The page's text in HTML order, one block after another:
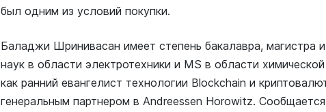
был одним из условий покупки.
Баладжи Шринивасан имеет степень бакалавра, магистра
наук в области электротехники и MS в области
как ранний евангелист технологии Blockchain и
генеральным партнером в Andreessen Horowitz.